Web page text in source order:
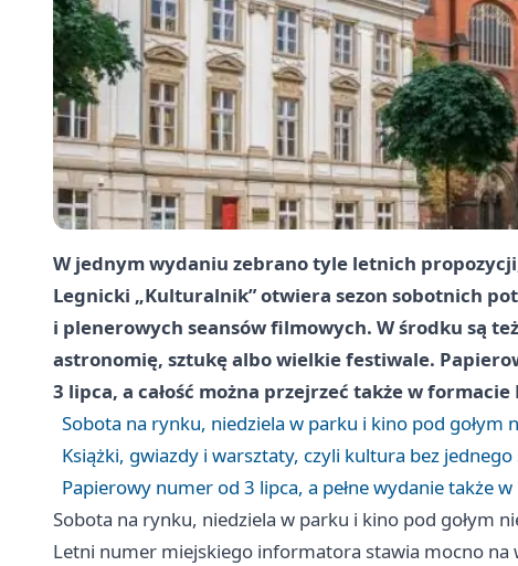
W jednym wydaniu zebrano tyle letnich
Legnicki „Kulturalnik” otwiera sezon sobotnich
i plenerowych seansów filmowych. W środku są
astronomię, sztukę albo wielkie festiwale.
3 lipca, a całość można przejrzeć także w formacie
Sobota na rynku, niedziela w parku i kino pod gołym
Książki, gwiazdy i warsztaty, czyli kultura bez jednego
Papierowy numer od 3 lipca, a pełne wydanie także w
Sobota na rynku, niedziela w parku i kino pod gołym
Letni numer miejskiego informatora stawia mocno na